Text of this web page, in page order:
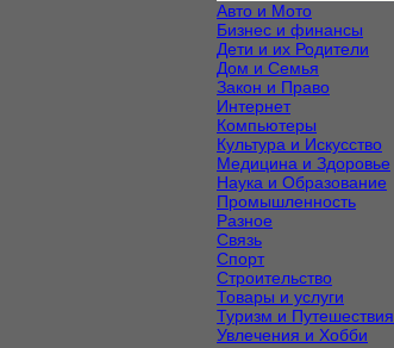
Авто и Мото
Бизнес и финансы
Дети и их Родители
Дом и Семья
Закон и Право
Интернет
Компьютеры
Культура и Искусство
Медицина и Здоровье
Наука и Образование
Промышленность
Разное
Связь
Спорт
Строительство
Товары и услуги
Туризм и Путешествия
Увлечения и Хобби